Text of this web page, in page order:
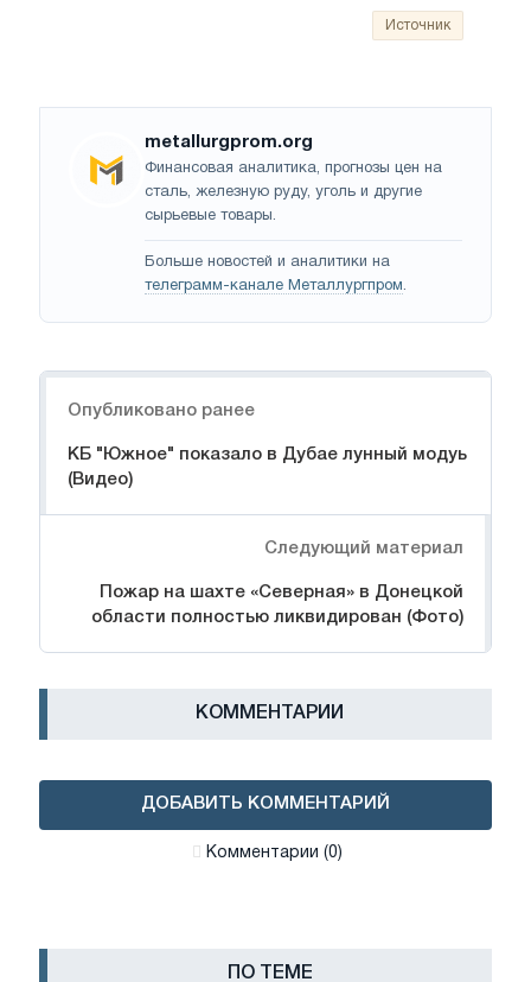
Источник
metallurgprom.org
Финансовая аналитика, прогнозы цен на
сталь, железную руду, уголь и другие
сырьевые товары.
Больше новостей и аналитики на
телеграмм-канале Металлургпром.
Опубликовано ранее
КБ "Южное" показало в Дубае лунный модуь
(Видео)
Следующий материал
Пожар на шахте «Северная» в Донецкой
области полностью ликвидирован (Фото)
КОММЕНТАРИИ
ДОБАВИТЬ КОММЕНТАРИЙ
Комментарии (0)
ПО ТЕМЕ